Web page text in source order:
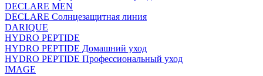
DECLARE MEN
DECLARE Солнцезащитная линия
DARIQUE
HYDRO PEPTIDE
HYDRO PEPTIDE Домашний уход
HYDRO PEPTIDE Профессиональный уход
IMAGE